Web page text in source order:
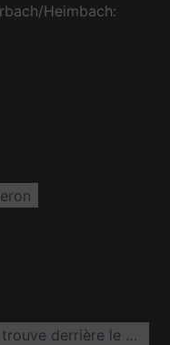
Heimbach:
Le château de Staufenberg se trouve derrière le Stollenberg